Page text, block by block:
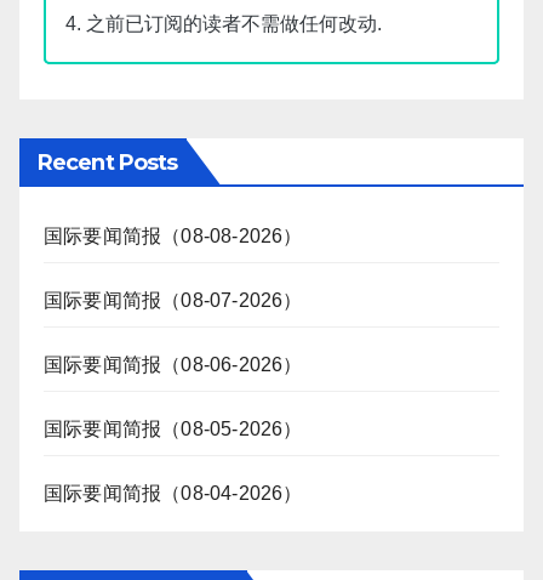
4. 之前已订阅的读者不需做任何改动.
Recent Posts
国际要闻简报（08-08-2026）
国际要闻简报（08-07-2026）
国际要闻简报（08-06-2026）
国际要闻简报（08-05-2026）
国际要闻简报（08-04-2026）